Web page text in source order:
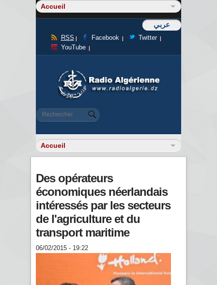
عربي
RSS Facebook
Twitter
YouTube
Formulaire de recherche
Rechercher
Des opérateurs
économiques néerlandais
intéressés par les secteurs
de l'agriculture et du
transport maritime
06/02/2015 - 19:22